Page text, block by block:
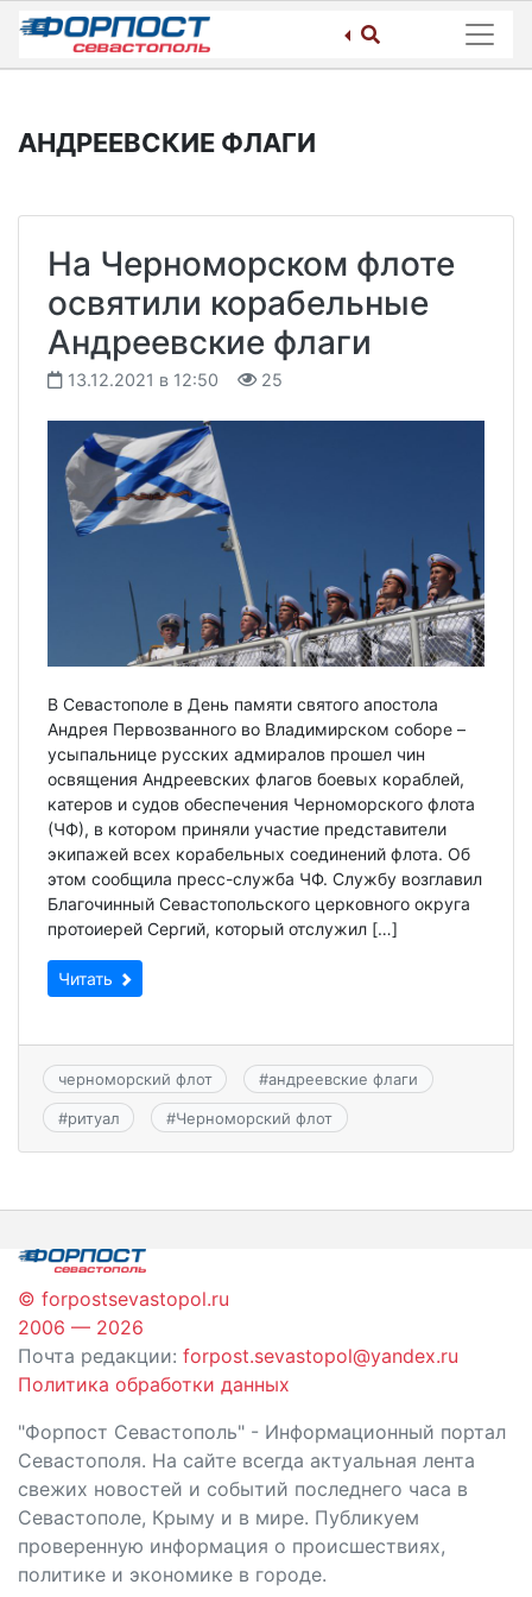
Skip
content
АНДРЕЕВСКИЕ ФЛАГИ
На Черноморском флоте
освятили корабельные
Андреевские флаги
13.12.2021 в 12:50 25
В Севастополе в День памяти святого апостола
Андрея Первозванного во Владимирском соборе –
усыпальнице русских адмиралов прошел чин
освящения Андреевских флагов боевых кораблей,
катеров и судов обеспечения Черноморского флота
(ЧФ), в котором приняли участие представители
экипажей всех корабельных соединений флота. Об
этом сообщила пресс-служба ЧФ. Службу возглавил
Благочинный Севастопольского церковного округа
протоиерей Сергий, который отслужил […]
Читать
черноморский флот #андреевские флаги
#ритуал #Черноморский флот
© forpostsevastopol.ru
2006 — 2026
Почта редакции: forpost.sevastopol@yandex.ru
Политика обработки данных
"Форпост Севастополь" - Информационный портал
Севастополя. На сайте всегда актуальная лента
свежих новостей и событий последнего часа в
Севастополе, Крыму и в мире. Публикуем
проверенную информация о происшествиях,
политике и экономике в городе.